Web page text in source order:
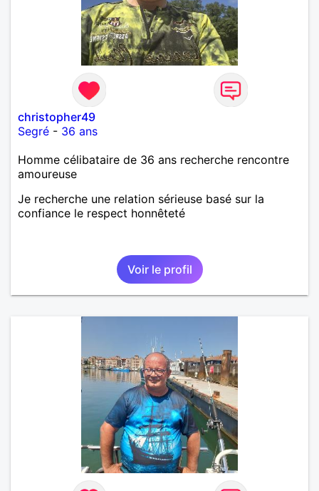
christopher49
Segré - 36 ans
Homme célibataire de 36 ans recherche rencontre
amoureuse
Je recherche une relation sérieuse basé sur la
confiance le respect honnêteté
Voir le profil